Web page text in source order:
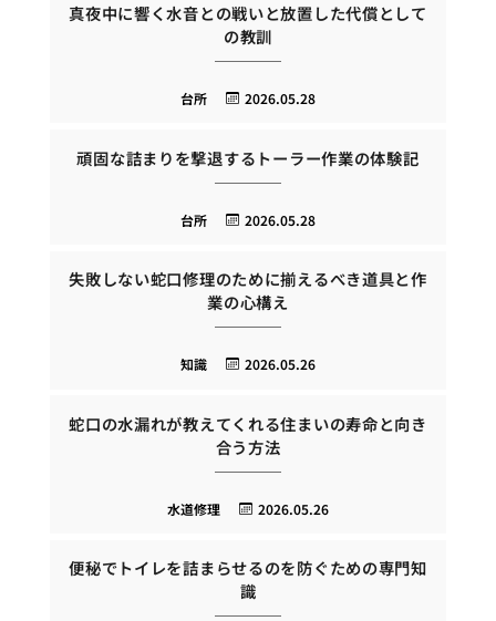
真夜中に響く水音との戦いと放置した代償として
の教訓
2026.05.28
台所
頑固な詰まりを撃退するトーラー作業の体験記
2026.05.28
台所
失敗しない蛇口修理のために揃えるべき道具と作
業の心構え
2026.05.26
知識
蛇口の水漏れが教えてくれる住まいの寿命と向き
合う方法
2026.05.26
水道修理
便秘でトイレを詰まらせるのを防ぐための専門知
識